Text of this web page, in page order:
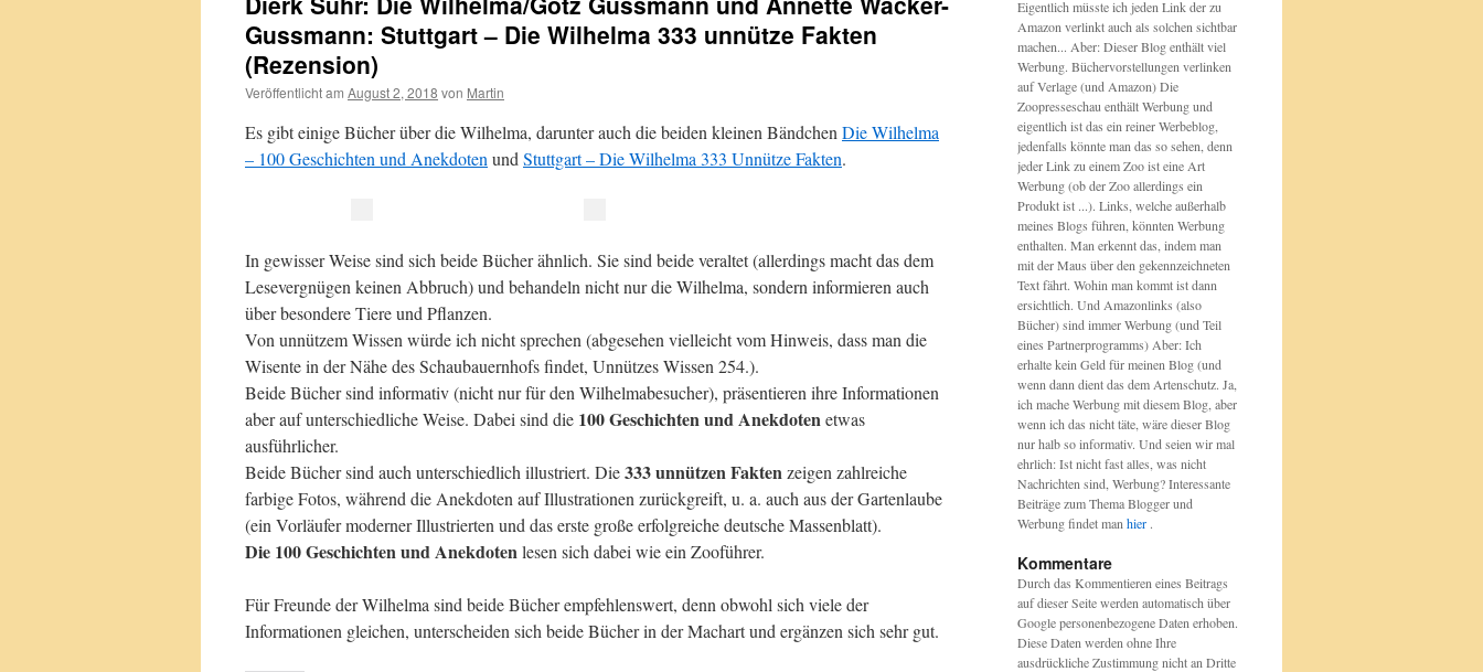
Gussmann: Stuttgart – Die Wilhelma 333 unnütze Fakten
(Rezension)
Veröffentlicht am August 2, 2018 von Martin
Es gibt einige Bücher über die Wilhelma, darunter auch die beiden kleinen Bändchen Die Wilhelma
– 100 Geschichten und Anekdoten und Stuttgart – Die Wilhelma 333 Unnütze Fakten.
In gewisser Weise sind sich beide Bücher ähnlich. Sie sind beide veraltet (allerdings macht das dem
Lesevergnügen keinen Abbruch) und behandeln nicht nur die Wilhelma, sondern informieren auch
über besondere Tiere und Pflanzen.
Von unnützem Wissen würde ich nicht sprechen (abgesehen vielleicht vom Hinweis, dass man die
Wisente in der Nähe des Schaubauernhofs findet, Unnützes Wissen 254.).
Beide Bücher sind informativ (nicht nur für den Wilhelmabesucher), präsentieren ihre Informationen
aber auf unterschiedliche Weise. Dabei sind die 100 Geschichten und Anekdotenetwas
ausführlicher.
Beide Bücher sind auch unterschiedlich illustriert. Die333 unnützen Faktenzeigen zahlreiche
farbige Fotos, während die Anekdoten auf Illustrationen zurückgreift, u. a. auch aus der Gartenlaube
(ein Vorläufer moderner Illustrierten und das erste große erfolgreiche deutsche Massenblatt).
Die 100 Geschichten und Anekdotenlesen sich dabei wie ein Zooführer.
Für Freunde der Wilhelma sind beide Bücher empfehlenswert, denn obwohl sich viele der
Informationen gleichen, unterscheiden sich beide Bücher in der Machart und ergänzen sich sehr gut.
Eigentlich müsste ich jeden Link der zu
Amazon verlinkt auch als solchen sichtbar
machen... Aber: Dieser Blog enthält viel
Werbung. Büchervorstellungen verlinken
auf Verlage (und Amazon) Die
Zoopresseschau enthält Werbung und
eigentlich ist das ein reiner Werbeblog,
jedenfalls könnte man das so sehen, denn
jeder Link zu einem Zoo ist eine Art
Werbung (ob der Zoo allerdings ein
Produkt ist ...). Links, welche außerhalb
meines Blogs führen, könnten Werbung
enthalten. Man erkennt das, indem man
mit der Maus über den gekennzeichneten
Text fährt. Wohin man kommt ist dann
ersichtlich. Und Amazonlinks (also
Bücher) sind immer Werbung (und Teil
eines Partnerprogramms) Aber: Ich
erhalte kein Geld für meinen Blog (und
wenn dann dient das dem Artenschutz. Ja,
ich mache Werbung mit diesem Blog, aber
wenn ich das nicht täte, wäre dieser Blog
nur halb so informativ. Und seien wir mal
ehrlich: Ist nicht fast alles, was nicht
Nachrichten sind, Werbung? Interessante
Beiträge zum Thema Blogger und
Werbung findet man hier .
Kommentare
Durch das Kommentieren eines Beitrags
auf dieser Seite werden automatisch über
Google personenbezogene Daten erhoben.
Diese Daten werden ohne Ihre
ausdrückliche Zustimmung nicht an Dritte